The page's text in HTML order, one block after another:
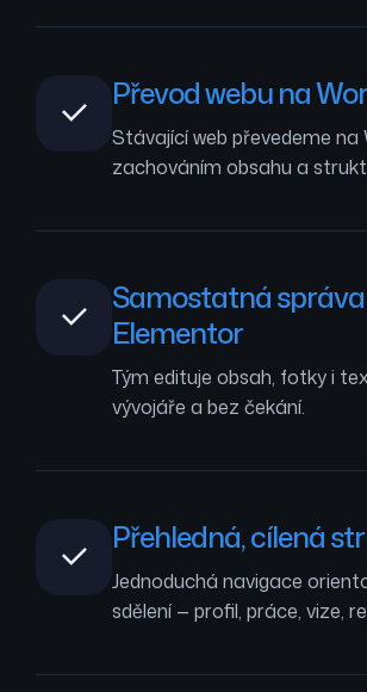
Převod webu na
Stávající web převedeme na
zachováním obsahu a
Samostatná
Elementor
Tým edituje obsah, fotky i
vývojáře a bez čekání.
Přehledná, cílená
Jednoduchá navigace
sdělení — profil, práce, vize,